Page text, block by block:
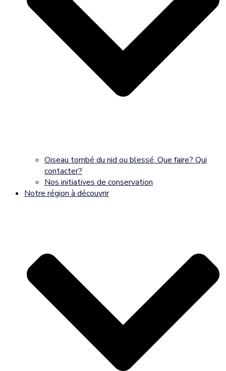
Oiseau tombé du nid ou blessé. Que faire? Qui
contacter?
Nos initiatives de conservation
Notre région à découvrir